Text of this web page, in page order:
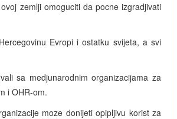
zemlji omoguciti da pocne izgradjivati
Evropi i ostatku svijeta, a svi
sa medjunarodnim organizacijama za
i OHR-om.
moze donijeti opipljivu korist za